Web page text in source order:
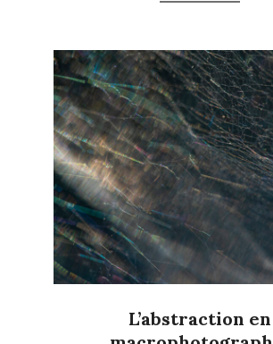
L’abstraction en